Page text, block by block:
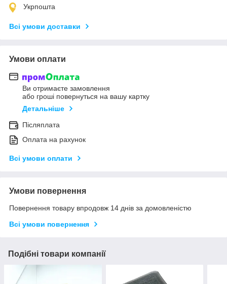
Укрпошта
Всі умови доставки
Умови оплати
Ви отримаєте замовлення
або гроші повернуться на вашу картку
Детальніше
Післяплата
Оплата на рахунок
Всі умови оплати
Умови повернення
Повернення товару впродовж 14 днів за домовленістю
Всі умови повернення
Подібні товари компанії